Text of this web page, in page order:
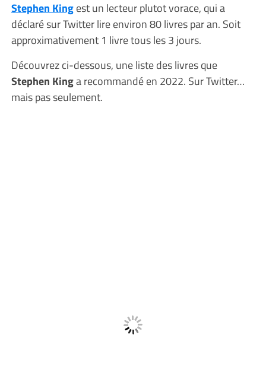
Stephen Kingest un lecteur plutot vorace, qui a
déclaré sur Twitter lire environ 80 livres par an. Soit
approximativement 1 livre tous les 3 jours.
Découvrez ci-dessous, une liste des livres que
Stephen Kinga recommandé en 2022. Sur Twitter…
mais pas seulement.